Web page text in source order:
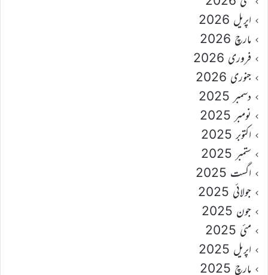
اپریل 2026
مارچ 2026
فروری 2026
جنوری 2026
دسمبر 2025
نومبر 2025
اکتوبر 2025
ستمبر 2025
اگست 2025
جولائی 2025
جون 2025
مئی 2025
اپریل 2025
مارچ 2025